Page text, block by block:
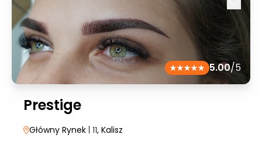
5.00/5
Prestige
Główny Rynek | 11, Kalisz